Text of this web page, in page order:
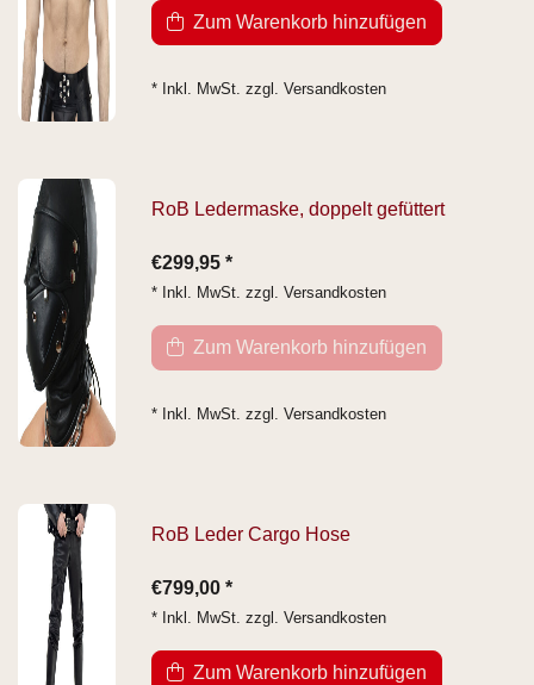
Zum Warenkorb hinzufügen
* Inkl. MwSt. zzgl. Versandkosten
RoB Ledermaske, doppelt gefüttert
€299,95 *
* Inkl. MwSt. zzgl. Versandkosten
Zum Warenkorb hinzufügen
* Inkl. MwSt. zzgl. Versandkosten
RoB Leder Cargo Hose
€799,00 *
* Inkl. MwSt. zzgl. Versandkosten
Zum Warenkorb hinzufügen